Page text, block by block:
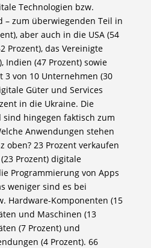
Technologien bzw.
– zum überwiegenden Teil in
aber auch in die USA (54
Prozent), das Vereinigte
Indien (47 Prozent) sowie
3 von 10 Unternehmen (30
Güter und Services
in die Ukraine. Die
sind hingegen faktisch zum
Anwendungen stehen
oben? 23 Prozent verkaufen
Prozent) digitale
Programmierung von Apps
weniger sind es bei
Hardware-Komponenten (15
und Maschinen (13
(7 Prozent) und
(4 Prozent). 66